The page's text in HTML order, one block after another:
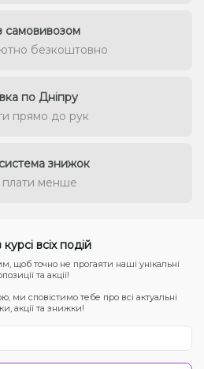
самовивозом
безкоштовно
по Дніпру
прямо до рук
знижок
плати менше
всіх подій
щоб точно не прогаяти наші унікальні
та акції!
ми сповістимо тебе про всі актуальні
акції та знижки!